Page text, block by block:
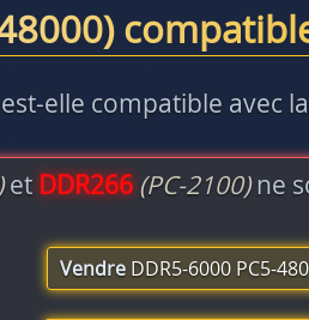
elle compatible avec
et DDR266 (PC-2100)ne
Vendre DDR5-6000 PC5-